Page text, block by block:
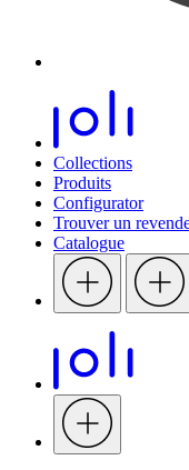
Collections
Produits
Configurator
Trouver un
Catalogue